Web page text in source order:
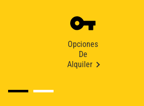
Opciones
De
Alquiler